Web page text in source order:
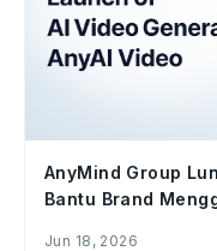
AnyMind Group
Bantu Brand
Jun 18, 2026